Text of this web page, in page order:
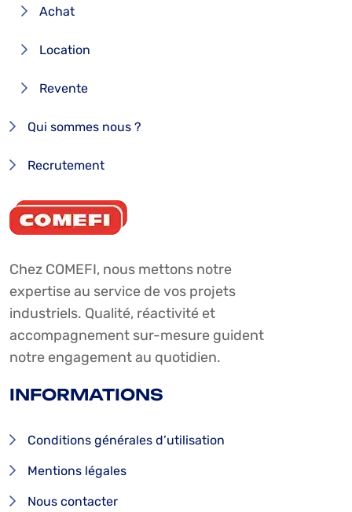
Achat
Location
Revente
Qui sommes nous ?
Recrutement
Chez COMEFI, nous mettons notre
expertise au service de vos projets
industriels. Qualité, réactivité et
accompagnement sur-mesure guident
notre engagement au quotidien.
INFORMATIONS
Conditions générales d’utilisation
Mentions légales
Nous contacter